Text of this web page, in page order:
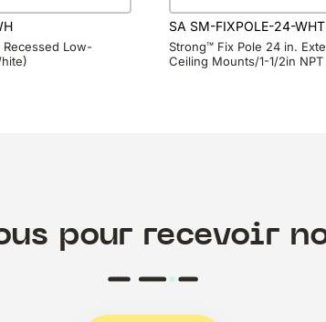
Recessed Low-
SA SM-FIXPOLE-24-WHT
Strong™ Fix Pole 24 in.
Ceiling Mounts/1-1/2in NPT
pour recevoir